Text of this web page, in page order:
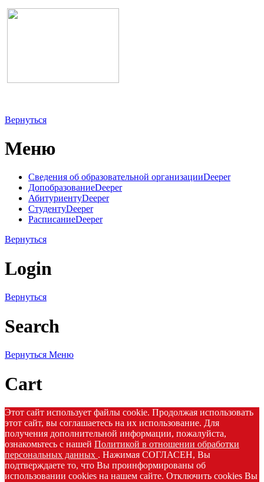
Вернуться
Меню
Сведения об образовательной организацииDeeper
ДопобразованиеDeeper
АбитуриентуDeeper
СтудентуDeeper
РасписаниеDeeper
Вернуться
Login
Вернуться
Search
Вернуться Меню
Cart
Этот сайт использует файлы cookie. Продолжая использовать
этот сайт, вы соглашаетесь на их использование. Для
получения дополнительной информации, пожалуйста,
ознакомьтесь с нашей Политикой в отношении обработки
персональных данных . Нажимая СОГЛАСЕН, Вы
подтверждаете то, что Вы проинформированы об
использовании cookies на нашем сайте. Отключить cookies Вы